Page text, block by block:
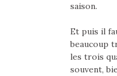
saison.
Et puis il
beaucoup
les trois
souvent,